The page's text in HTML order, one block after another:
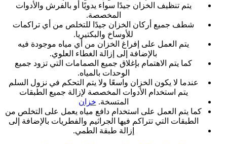
يتم تنظيف الخزان جيدًا سواء يدويًا أو بالفرش والأدوات
المخصصة.
شطف جميع أركان الخزان جيدًا للتخلص من أي تراكمات
للأوساخ والبكتيريا.
يتم العمل على إفراغ الخزان من أي مياه موجودة فيه
بالإضافة إلى إزالة الغطاء العلوي.
كما يتم الاهتمام بإغلاق جميع الصمامات التي تزود جميع
الوحدات بالمياه.
عندما لا يكون الخزان واسعًا ولا يتم التحكم في نزول السلم
يتم استخدام الأدوات المخصصة لإزالة جميع الطبقات
المتسخة. خزان
كما يتم العمل على استخدام دافع مياه يعمل على التخلص من
الطبقات التي تتراكم فيها الجراثيم والفطريات بالإضافة إلى
إزالة طبقة الطمي.